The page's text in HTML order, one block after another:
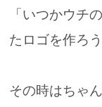
「いつかウチ
たロゴを作ろう
その時はちゃ